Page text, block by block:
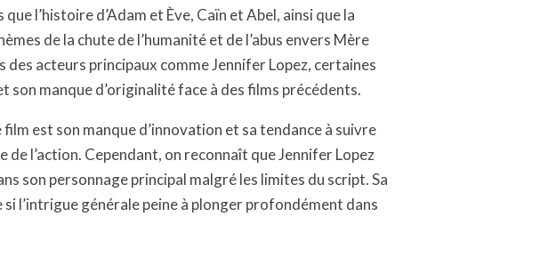
l’histoire d’Adam et Ève, Caïn et Abel, ainsi que la
de la chute de l’humanité et de l’abus envers Mère
acteurs principaux comme Jennifer Lopez, certaines
manque d’originalité face à des films précédents.
est son manque d’innovation et sa tendance à suivre
l’action. Cependant, on reconnaît que Jennifer Lopez
son personnage principal malgré les limites du script. Sa
l’intrigue générale peine à plonger profondément dans